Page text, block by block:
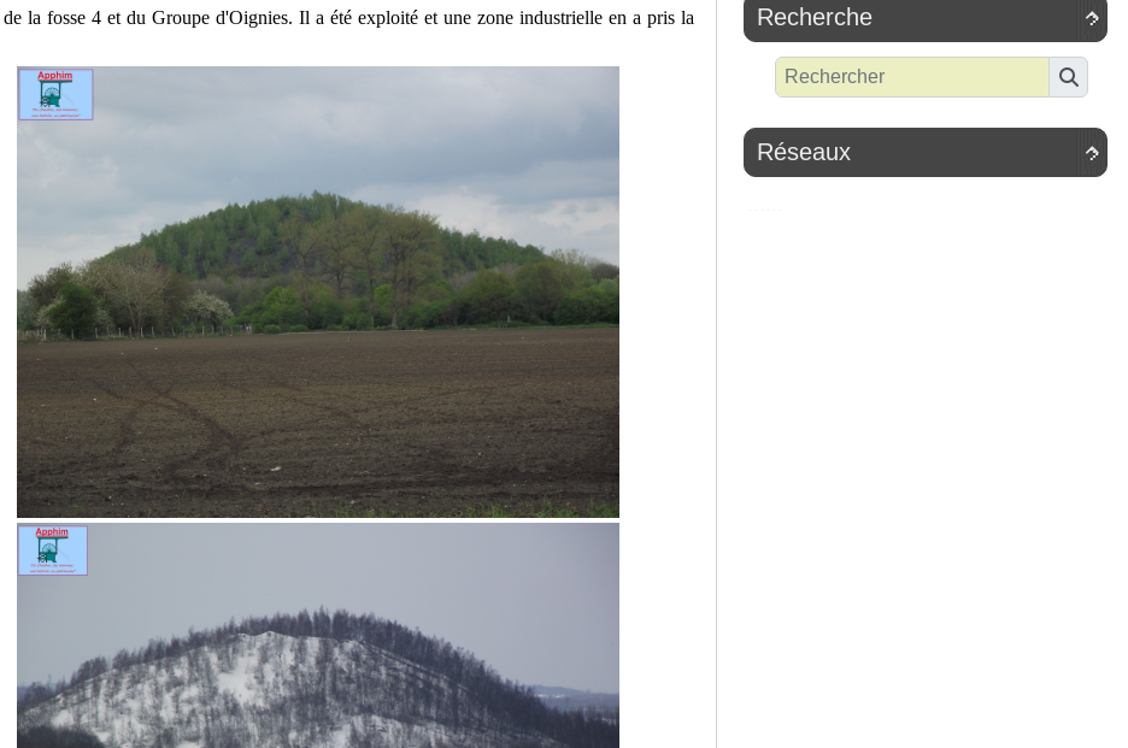
la fosse 4 et du Groupe d'Oignies. Il a été exploité et une zone industrielle en a pris la

Recherche

Réseaux